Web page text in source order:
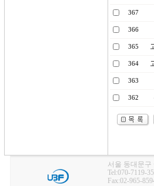
367
366
365
364
363
362
서울 동대문구
Tel:070-7119-
Fax:02-965-